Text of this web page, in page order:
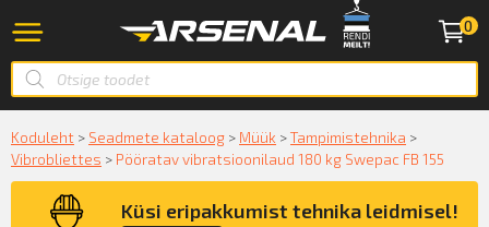
0
Koduleht > Seadmete kataloog > Müük >Tampimistehnika >
Vibrobliettes > Pööratav vibratsioonilaud 180 kg Swepac FB 155
Küsi eripakkumist tehnika leidmisel!